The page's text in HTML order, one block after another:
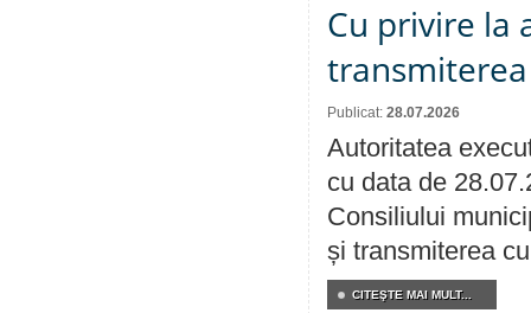
Cu privire la
Publicat: 28.07.2026
Autoritatea
cu data de
Consiliului
și transmiterea
CITEŞTE MAI MULT...